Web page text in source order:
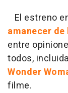
El estreno
amanecer
entre
todos,
Wonder
filme.